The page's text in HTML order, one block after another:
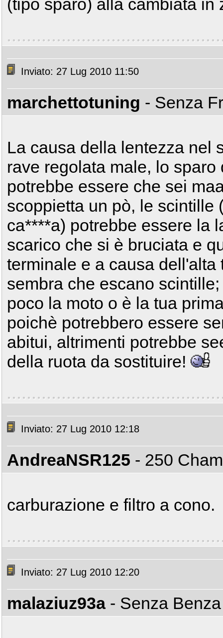
(tipo sparo) alla cambiata
Inviato: 27 Lug 2010 11:50
marchettotuning - Senza
La causa della lentezza nel
rave regolata male, lo
potrebbe essere che sei
scoppietta un pò, le scintille
ca****a) potrebbe essere la
scarico che si è bruciata e
terminale e a causa
sembra che escano
poco la moto o è la tua
poichè potrebbero essere
abitui, altrimenti potrebbe
della ruota da sostituire!
Inviato: 27 Lug 2010 12:18
AndreaNSR125 - 250
carburazione e filtro a cono.
Inviato: 27 Lug 2010 12:20
malaziuz93a - Senza